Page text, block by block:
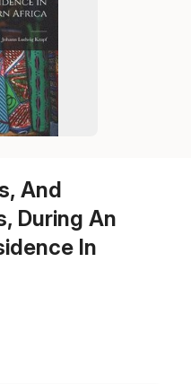
And
During An
In